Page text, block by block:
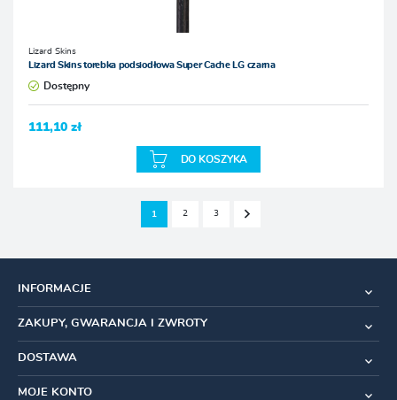
Lizard Skins
Lizard Skins torebka podsiodłowa Super Cache LG czarna
Dostępny
111,10 zł
DO KOSZYKA
1 2 3
INFORMACJE
ZAKUPY, GWARANCJA I ZWROTY
DOSTAWA
MOJE KONTO